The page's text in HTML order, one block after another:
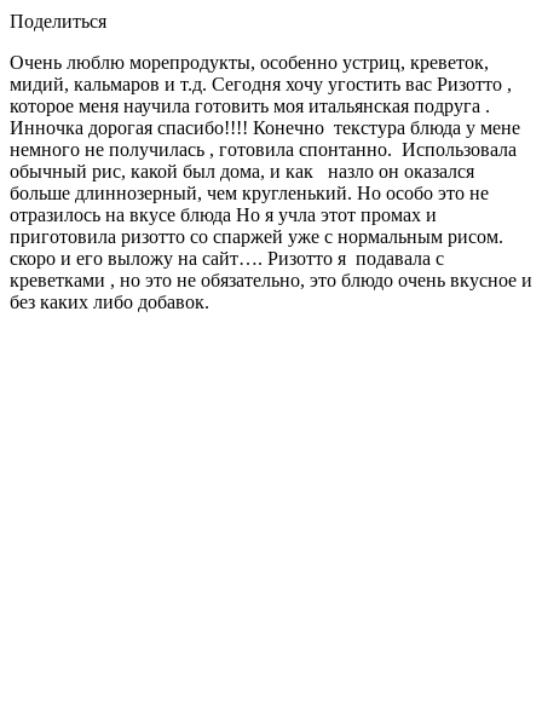
Поделиться
Очень люблю морепродукты, особенно устриц, креветок,
мидий, кальмаров и т.д. Сегодня хочу угостить вас Ризотто ,
которое меня научила готовить моя итальянская подруга .
Инночка дорогая спасибо!!!! Конечно текстура блюда у мене
немного не получилась , готовила спонтанно. Использовала
обычный рис, какой был дома, и как назло он оказался
больше длиннозерный, чем кругленький. Но особо это не
отразилось на вкусе блюда Но я учла этот промах и
приготовила ризотто со спаржей уже с нормальным рисом.
скоро и его выложу на сайт…. Ризотто я подавала с
креветками , но это не обязательно, это блюдо очень вкусное и
без каких либо добавок.